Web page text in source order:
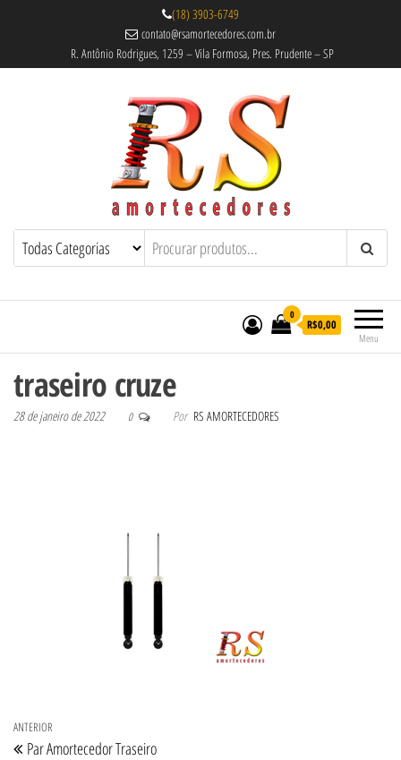
(18) 3903-6749
contato@rsamortecedores.com.br
R. Antônio Rodrigues, 1259 – Vila Formosa, Pres. Prudente – SP
Rs Amortecedores Recondicionados –
Suspensão e Molas
Amortecedores Recondicionados de
qualidade reconhecida.
Menu
0
R$0,00
traseiro cruze
28 de janeiro de 2022 0 Por RS AMORTECEDORES
Navegação de Post
Post anterior
ANTERIOR
Par Amortecedor Traseiro